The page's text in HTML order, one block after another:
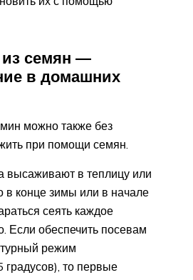
семян —
в домашних
можно также без
при помощи семян.
высаживают в теплицу или
в конце зимы или в начале
сеять каждое
Если обеспечить посевам
режим
то первые